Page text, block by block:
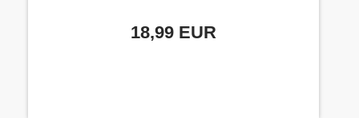
18,99 EUR